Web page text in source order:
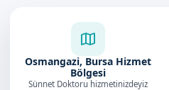
Osmangazi, Bursa Hizmet
Bölgesi
Sünnet Doktoru hizmetinizdeyiz